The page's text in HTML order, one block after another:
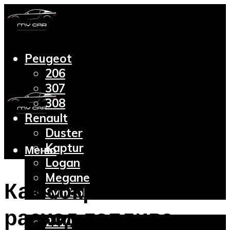
Peugeot
206
307
308
Renault
Duster
Kaptur
Logan
Megane
Symbol
2110
Меню
Как сократить
расход топлива,